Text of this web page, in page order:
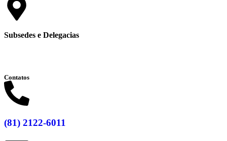
Subsedes e Delegacias
Contatos
(81) 2122-6011